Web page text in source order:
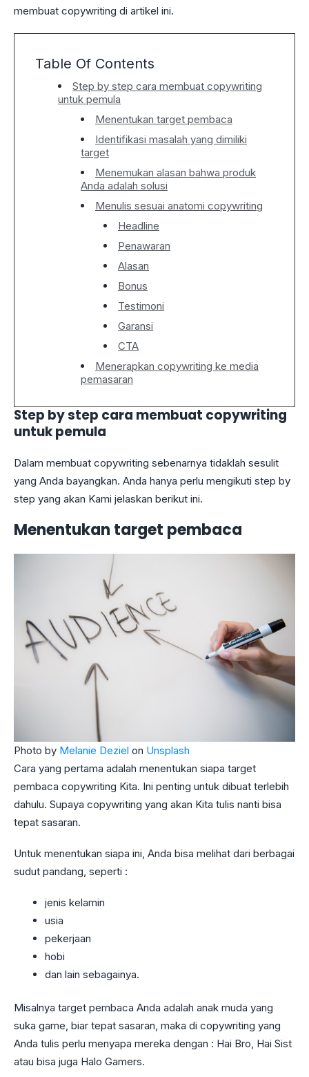
membuat copywriting di artikel ini.
Table Of Contents
Step by step cara membuat copywriting
untuk pemula
Menentukan target pembaca
Identifikasi masalah yang dimiliki
target
Menemukan alasan bahwa produk
Anda adalah solusi
Menulis sesuai anatomi copywriting
Headline
Penawaran
Alasan
Bonus
Testimoni
Garansi
CTA
Menerapkan copywriting ke media
pemasaran
Step by step cara membuat copywriting
untuk pemula
Dalam membuat copywriting sebenarnya tidaklah sesulit
yang Anda bayangkan. Anda hanya perlu mengikuti step by
step yang akan Kami jelaskan berikut ini.
Menentukan target pembaca
Photo by Melanie Deziel on Unsplash
Cara yang pertama adalah menentukan siapa target
pembaca copywriting Kita. Ini penting untuk dibuat terlebih
dahulu. Supaya copywriting yang akan Kita tulis nanti bisa
tepat sasaran.
Untuk menentukan siapa ini, Anda bisa melihat dari berbagai
sudut pandang, seperti :
jenis kelamin
usia
pekerjaan
hobi
dan lain sebagainya.
Misalnya target pembaca Anda adalah anak muda yang
suka game, biar tepat sasaran, maka di copywriting yang
Anda tulis perlu menyapa mereka dengan : Hai Bro, Hai Sist
atau bisa juga Halo Gamers.